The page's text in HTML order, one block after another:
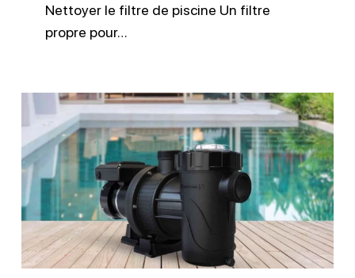
Nettoyer le filtre de piscine Un filtre
propre pour…
Vider
le
préfiltre
de
pompe
de
piscine